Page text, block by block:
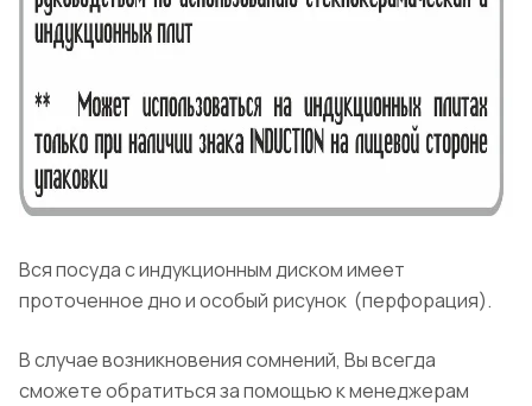
Вся посуда с индукционным диском имеет
проточенное дно и особый рисунок (перфорация).
В случае возникновения сомнений, Вы всегда
сможете обратиться за помощью к менеджерам